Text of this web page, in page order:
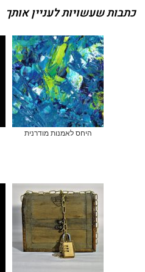
כתבות שעשויות לעניין אותך
היחס לאמנות מודרנית